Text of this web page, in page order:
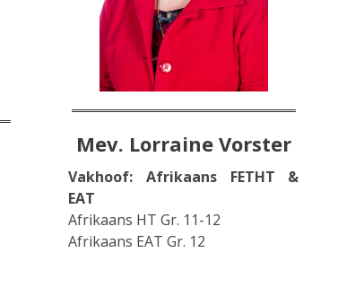
Mev. Lorraine Vorster
Vakhoof: Afrikaans FETHT &
EAT
Afrikaans HT Gr. 11-12
Afrikaans EAT Gr. 12